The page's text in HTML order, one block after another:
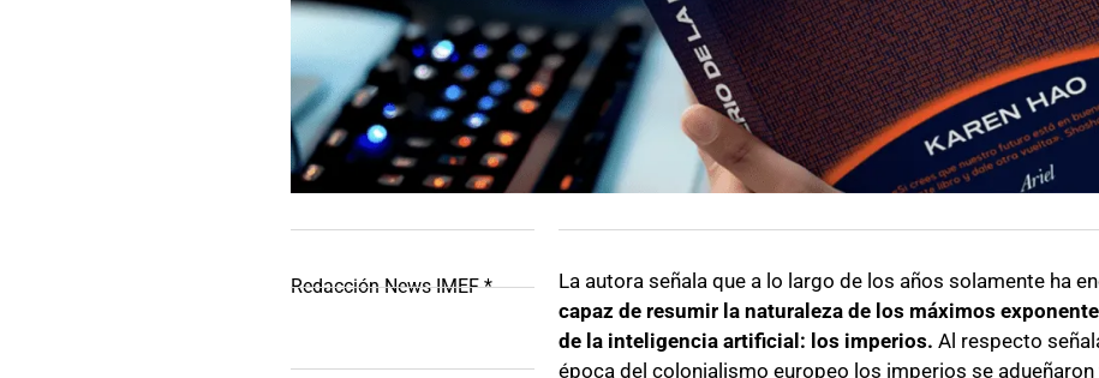
Redacción News IMEF * La autora señala que a lo largo de los años solamente ha
capaz de resumir la naturaleza de los máximos
de la inteligencia artificial: los imperios. Al respecto
época del colonialismo europeo los imperios se